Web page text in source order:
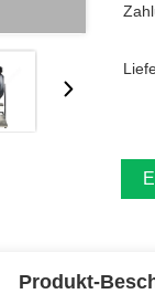
Produkt-